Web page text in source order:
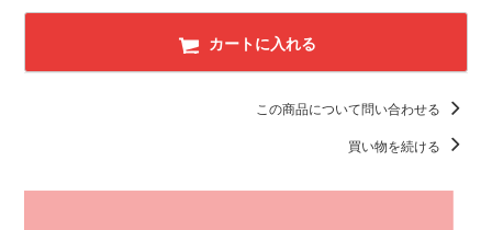
カートに入れる
この商品について問い合わせる
買い物を続ける